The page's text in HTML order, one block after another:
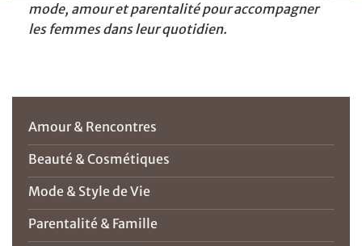
mode, amour et parentalité pour accompagner
les femmes dans leur quotidien.
Amour & Rencontres
Beauté & Cosmétiques
Mode & Style de Vie
Parentalité & Famille